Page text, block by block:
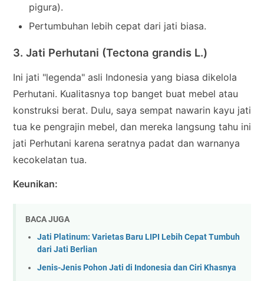
pigura).
Pertumbuhan lebih cepat dari jati biasa.
3. Jati Perhutani (Tectona grandis L.)
Ini jati "legenda" asli Indonesia yang biasa dikelola
Perhutani. Kualitasnya top banget buat mebel atau
konstruksi berat. Dulu, saya sempat nawarin kayu jati
tua ke pengrajin mebel, dan mereka langsung tahu ini
jati Perhutani karena seratnya padat dan warnanya
kecokelatan tua.
Keunikan:
BACA JUGA
Jati Platinum: Varietas Baru LIPI Lebih Cepat Tumbuh
dari Jati Berlian
Jenis-Jenis Pohon Jati di Indonesia dan Ciri Khasnya